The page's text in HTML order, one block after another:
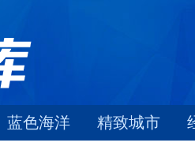
蓝色海洋 精致城市